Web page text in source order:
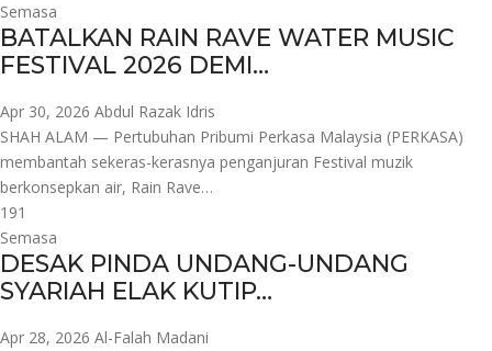
Semasa
BATALKAN RAIN RAVE WATER MUSIC
FESTIVAL 2026 DEMI…
Apr 30, 2026 Abdul Razak Idris
SHAH ALAM — Pertubuhan Pribumi Perkasa Malaysia (PERKASA)
membantah sekeras-kerasnya penganjuran Festival muzik
berkonsepkan air, Rain Rave…
191
Semasa
DESAK PINDA UNDANG-UNDANG
SYARIAH ELAK KUTIP…
Apr 28, 2026 Al-Falah Madani